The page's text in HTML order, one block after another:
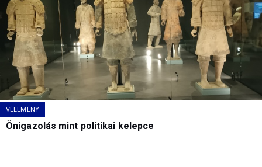
VÉLEMÉNY
Önigazolás mint politikai kelepce